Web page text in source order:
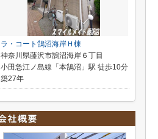
ラ・コート鵠沼海岸Ｈ棟
神奈川県藤沢市鵠沼海岸６丁目
小田急江ノ島線「本鵠沼」駅 徒歩10分
築27年